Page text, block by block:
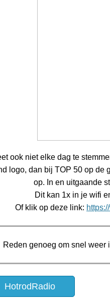
ook niet elke dag te
logo, dan bij TOP 50 op de
op. In en uitgaande
Dit kan 1x in je wifi
Of klik op deze link:
Reden genoeg om snel weer
HotrodRadio